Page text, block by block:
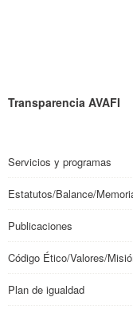
Transparencia AVAFI
Servicios y programas
Estatutos/Balance/
Publicaciones
Código Ético/Valores/
Plan de igualdad